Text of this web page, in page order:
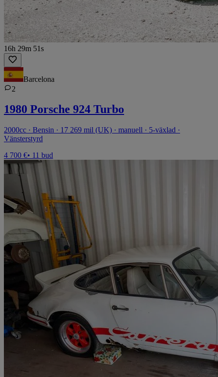
16h 29m 51s
Barcelona
2
1980 Porsche 924 Turbo
2000cc · Bensin · 17 269 mil (UK) · manuell · 5-växlad ·
Vänsterstyrd
4 700 €• 11 bud